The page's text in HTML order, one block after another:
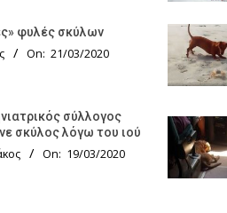
φυλές σκύλων
On: 21/03/2020
σύλλογος
σκύλος λόγω του ιού
On: 19/03/2020